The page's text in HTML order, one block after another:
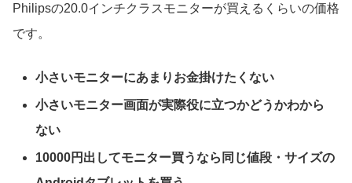
Philipsの20.0インチクラスモニターが買えるくらいの価格
です。
小さいモニターにあまりお金掛けたくない
小さいモニター画面が実際役に立つかどうかわから
ない
10000円出してモニター買うなら同じ値段・サイズの